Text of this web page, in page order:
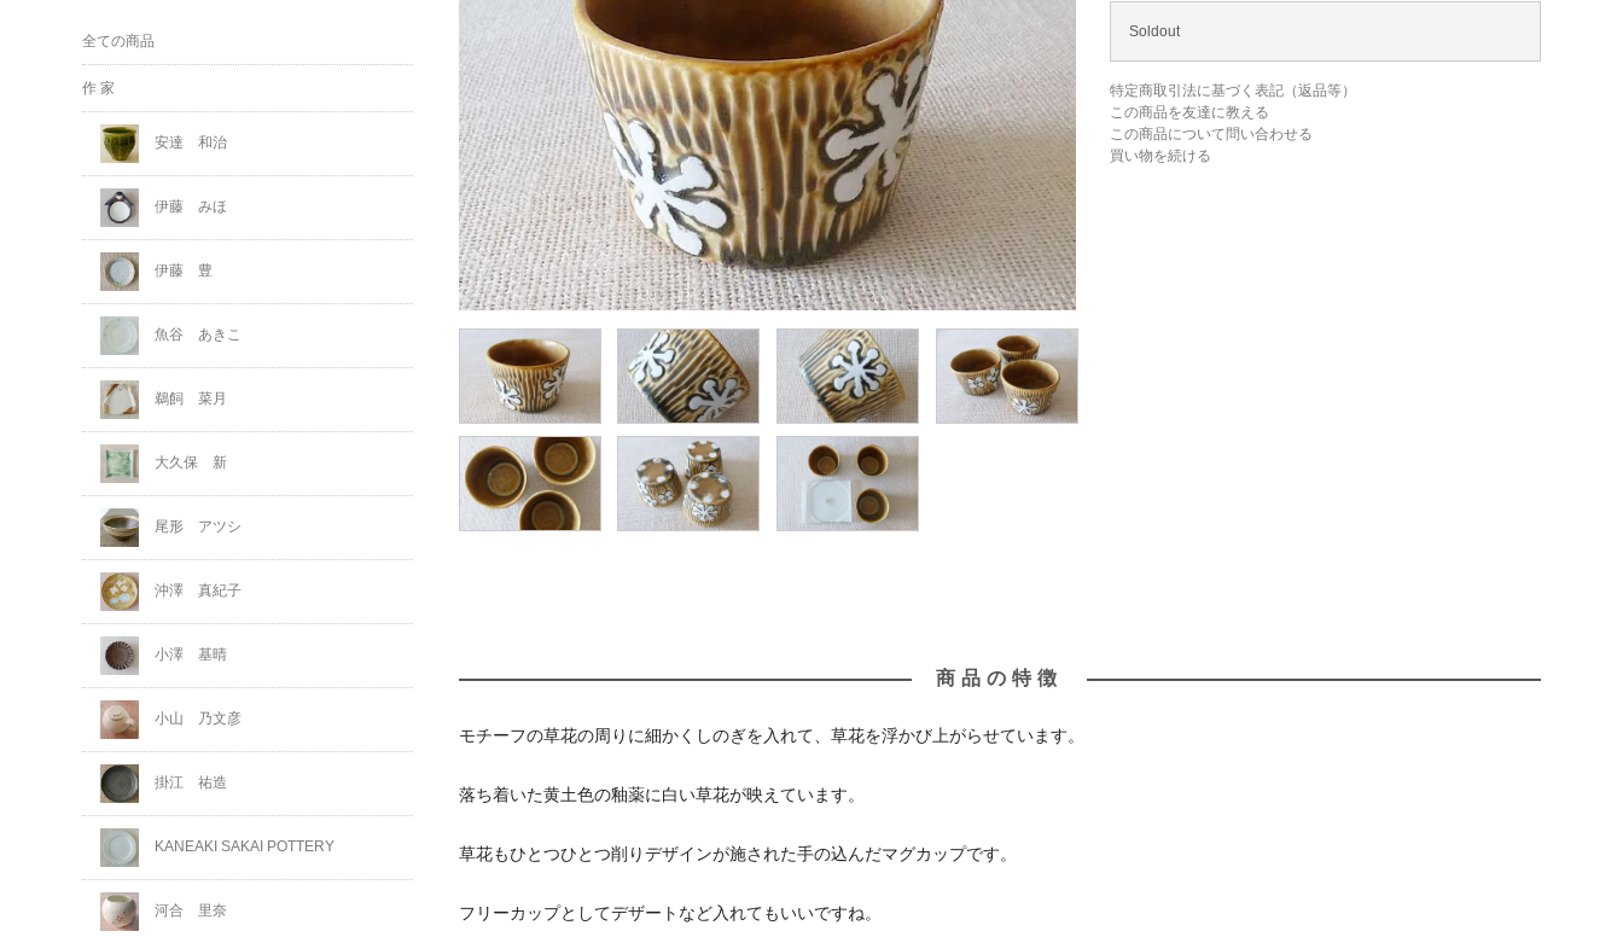
Soldout
特定商取引法に基づく表記（返品等）
この商品を友達に教える
この商品について問い合わせる
買い物を続ける
商品の特徴
モチーフの草花の周りに細かくしのぎを入れて、草花を浮かび上がらせています。
落ち着いた黄土色の釉薬に白い草花が映えています。
草花もひとつひとつ削りデザインが施された手の込んだマグカップです。
フリーカップとしてデザートなど入れてもいいですね。
全ての商品
作 家
安達 和治
伊藤 みほ
伊藤 豊
魚谷 あきこ
鵜飼 菜月
大久保 新
尾形 アツシ
沖澤 真紀子
小澤 基晴
小山 乃文彦
掛江 祐造
KANEAKI SAKAI POTTERY
河合 里奈